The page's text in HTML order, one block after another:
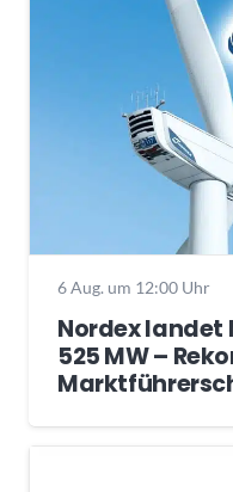
6 Aug. um 12:00 Uhr
Nordex
525 MW –